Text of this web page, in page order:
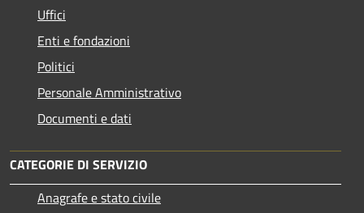
Uffici
Enti e fondazioni
Politici
Personale Amministrativo
Documenti e dati
CATEGORIE DI SERVIZIO
Anagrafe e stato civile